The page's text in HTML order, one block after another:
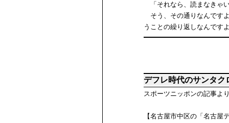
「それなら、読まなきゃ
そう、その通りなんです
うことの繰り返しなんです
デフレ時代のサンタク
スポーツニッポンの記事よ
【名古屋市中区の「名古屋